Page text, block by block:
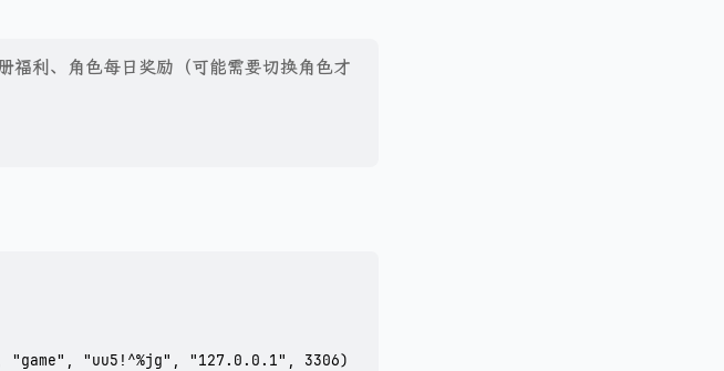
福利、角色每日奖励（可能需要切换角色才
"uu5!^%jg", "127.0.0.1", 3306)